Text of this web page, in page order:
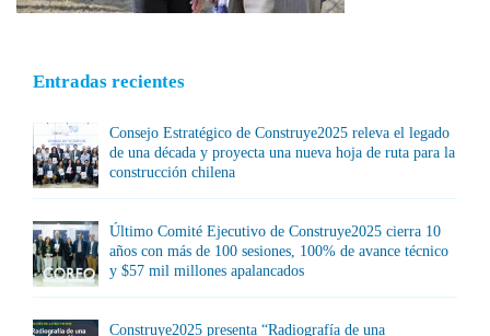
Entradas recientes
Consejo Estratégico de Construye2025 releva el legado
de una década y proyecta una nueva hoja de ruta para la
construcción chilena
Último Comité Ejecutivo de Construye2025 cierra 10
años con más de 100 sesiones, 100% de avance técnico
y $57 mil millones apalancados
Construye2025 presenta “Radiografía de una